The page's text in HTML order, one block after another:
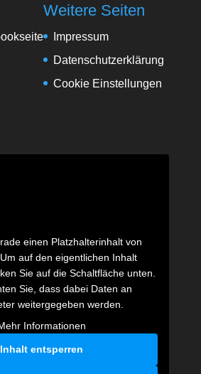
Weitere Seiten
Impressum
Datenschutzerklärung
Cookie Einstellungen
einen Platzhalterinhalt von
. Um auf den eigentlichen Inhalt
Sie auf die Schaltfläche unten.
Sie, dass dabei Daten an
weitergegeben werden.
Informationen
Inhalt entsperren